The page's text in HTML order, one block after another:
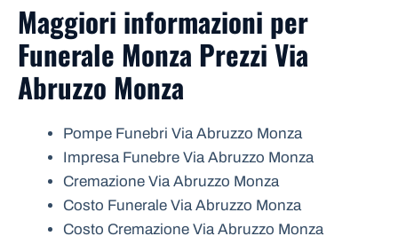
Maggiori informazioni per
Funerale Monza Prezzi Via
Abruzzo Monza
Pompe Funebri Via Abruzzo Monza
Impresa Funebre Via Abruzzo Monza
Cremazione Via Abruzzo Monza
Costo Funerale Via Abruzzo Monza
Costo Cremazione Via Abruzzo Monza